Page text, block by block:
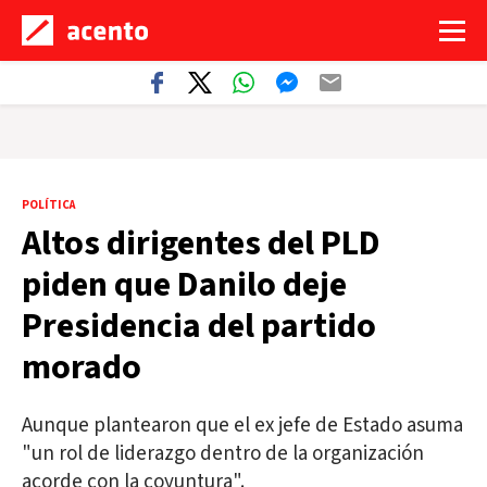
POLÍTICA
Altos dirigentes del PLD
piden que Danilo deje
Presidencia del partido
morado
Aunque plantearon que el ex jefe de Estado asuma
"un rol de liderazgo dentro de la organización